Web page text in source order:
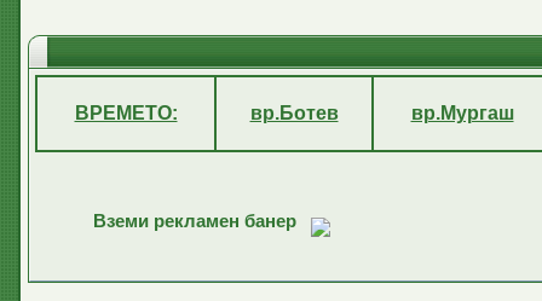
ВРЕМЕТО: вр.Ботев вр.Мургаш
Вземи рекламен банер